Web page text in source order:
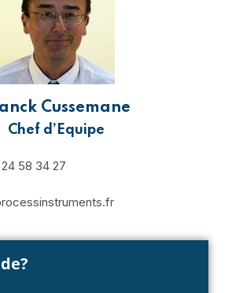
Cussemane
Chef d’Equipe
58 34 27